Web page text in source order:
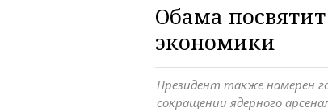
Обама
экономики
Президент также намерен
сокращении ядерного